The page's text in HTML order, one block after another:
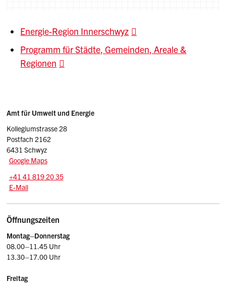
Energie-Region Innerschwyz
Programm für Städte, Gemeinden, Areale &
Regionen
Sidebar
Adresse
Amt für Umwelt und Energie
Kollegiumstrasse 28
Postfach 2162
6431 Schwyz
Google Maps
Tel.:
+41 41 819 20 35
E-Mail: afu
E-Mail
Öffnungszeiten
Montag–Donnerstag
08.00–11.45 Uhr
13.30–17.00 Uhr
Freitag